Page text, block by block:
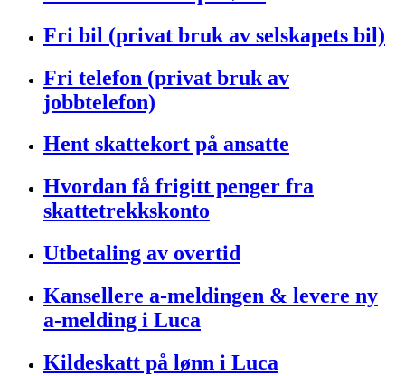
Fri bil (privat bruk av selskapets bil)
Fri telefon (privat bruk av
jobbtelefon)
Hent skattekort på ansatte
Hvordan få frigitt penger fra
skattetrekkskonto
Utbetaling av overtid
Kansellere a-meldingen & levere ny
a-melding i Luca
Kildeskatt på lønn i Luca